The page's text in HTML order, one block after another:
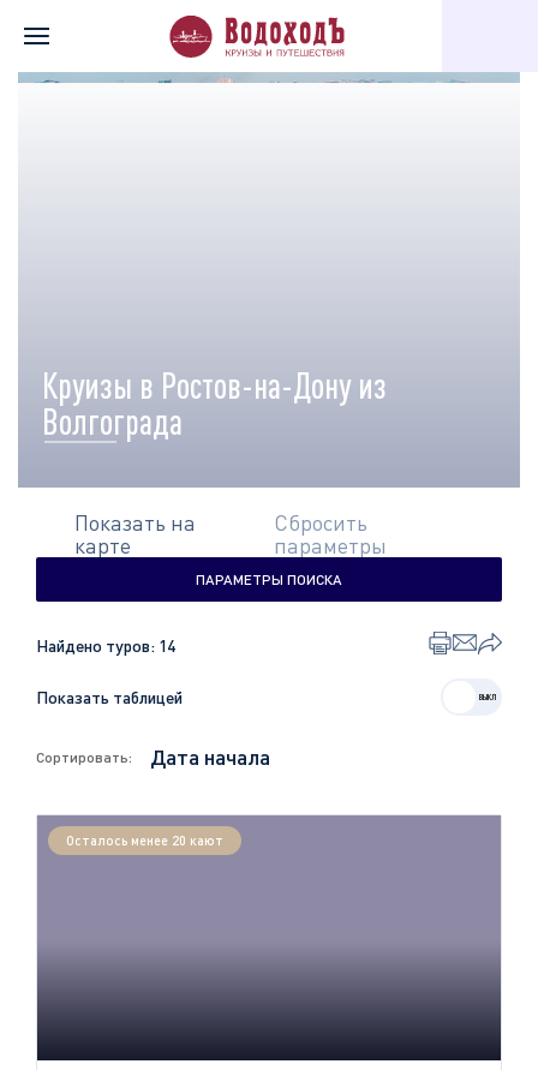
Главная Перечень всех доступных круизов
Круизы в Ростов-на-Дону из
Волгограда
Показать на
карте
Сбросить
параметры
ПАРАМЕТРЫ ПОИСКА
Показать таблицей
Найдено туров: 14
Сортировать:
Осталось менее 20 кают